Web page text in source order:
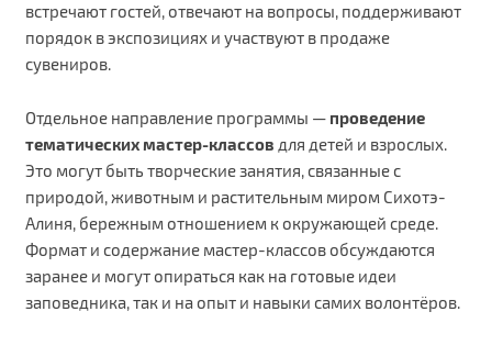
встречают гостей, отвечают на вопросы, поддерживают
порядок в экспозициях и участвуют в продаже
сувениров.
Отдельное направление программы — проведение
тематических мастер-классов для детей и взрослых.
Это могут быть творческие занятия, связанные с
природой, животным и растительным миром Сихотэ-
Алиня, бережным отношением к окружающей среде.
Формат и содержание мастер-классов обсуждаются
заранее и могут опираться как на готовые идеи
заповедника, так и на опыт и навыки самих волонтёров.